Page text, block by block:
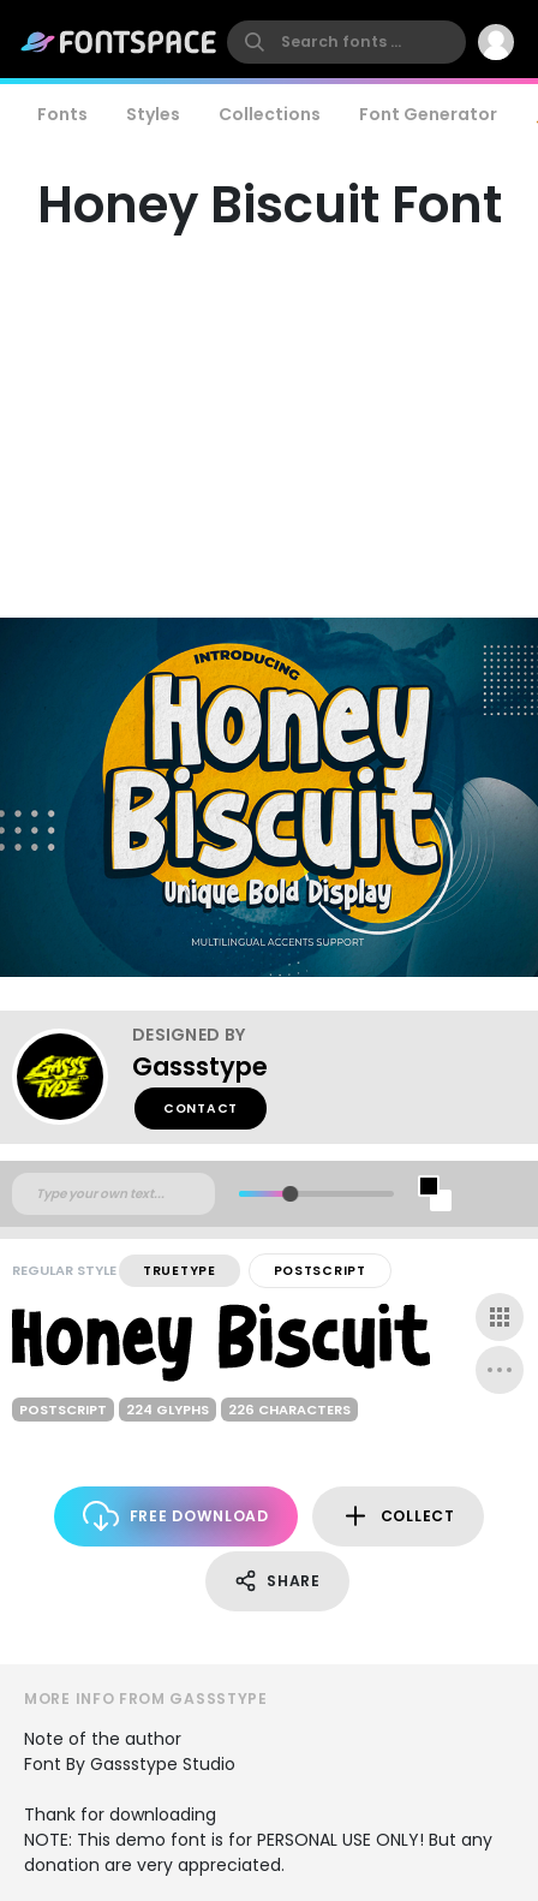
Fonts Styles Collections Font Generator
Honey Biscuit Font
DESIGNED BY
Gassstype
CONTACT
REGULAR STYLE TRUETYPE POSTSCRIPT
POSTSCRIPT 224 GLYPHS 226 CHARACTERS
FREE DOWNLOAD COLLECT
SHARE
MORE INFO FROM GASSSTYPE
Note of the author
Font By Gassstype Studio
Thank for downloading
NOTE: This demo font is for PERSONAL USE ONLY! But any
donation are very appreciated.